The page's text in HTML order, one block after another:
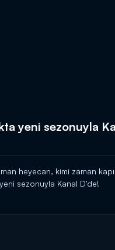
yeni sezonuyla
heyecan, kimi zaman
sezonuyla Kanal D'de!
bomba dedikoduları ve